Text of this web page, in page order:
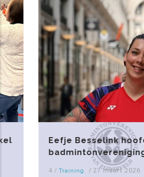
Eefje Besselink
badmintonvereniging Van
Training /27 maart 2026